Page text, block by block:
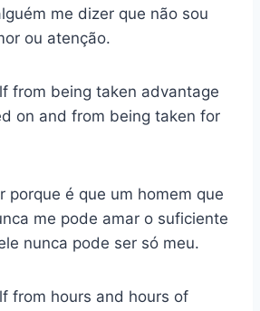
me dizer que não sou
ou atenção.
from being taken advantage
on and from being taken for
porque é que um homem que
me pode amar o suficiente
nunca pode ser só meu.
from hours and hours of